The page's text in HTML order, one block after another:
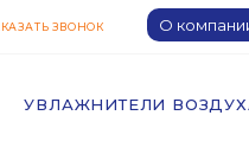
ЗВОНОК О
УВЛАЖНИТЕЛИ